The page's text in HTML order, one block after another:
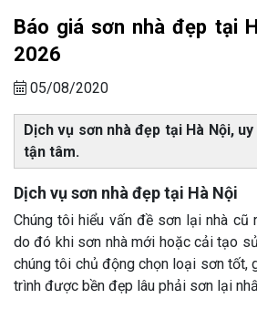
Báo giá sơn nhà đẹp tại
2026
05/08/2020
Dịch vụ sơn nhà đẹp tại Hà Nội,
tận tâm.
Dịch vụ sơn nhà đẹp tại Hà Nội
Chúng tôi hiểu vấn đề sơn lại nhà
do đó khi sơn nhà mới hoặc cải tạo
chúng tôi chủ động chọn loại sơn tốt,
trình được bền đẹp lâu phải sơn lại